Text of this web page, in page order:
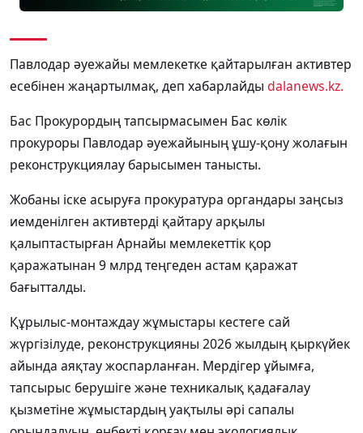
Павлодар әуежайы мемлекетке қайтарылған активтер
есебінен жаңартылмақ, деп хабарлайды dalanews.kz.
Бас Прокурордың тапсырмасымен Бас көлік
прокуроры Павлодар әуежайының ұшу-қону жолағын
реконструкциялау барысымен танысты.
Жобаны іске асыруға прокуратура органдары заңсыз
иемденілген активтерді қайтару арқылы
қалыптастырған Арнайы мемлекеттік қор
қаражатынан 9 млрд теңгеден астам қаражат
бағытталды.
Құрылыс-монтаждау жұмыстары кестеге сай
жүргізілуде, реконструкцияны 2026 жылдың қыркүйек
айында аяқтау жоспарланған. Мердігер ұйымға,
тапсырыс берушіге және техникалық қадағалау
қызметіне жұмыстардың уақтылы әрі сапалы